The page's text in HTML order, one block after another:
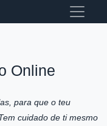
Online
para que o teu
cuidado de ti mesmo